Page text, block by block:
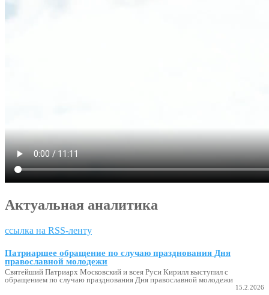
Актуальная аналитика
ссылка на RSS-ленту
Патриаршее обращение по случаю празднования Дня
православной молодежи
Святейший Патриарх Московский и всея Руси Кирилл выступил с
обращением по случаю празднования Дня православной молодежи
15.2.2026